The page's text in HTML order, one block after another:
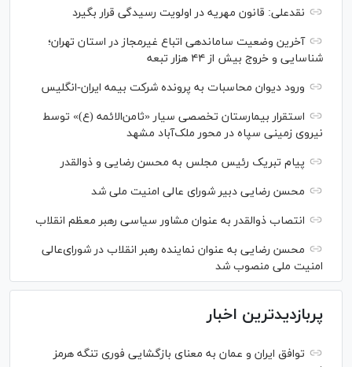
نقدعلی: قانون مهریه در اولویت رسیدگی قرار بگیرد
آخرین وضعیت ساماندهی اتباع غیرمجاز در استان تهران؛
شناسایی و خروج بیش از ۴۴ هزار تبعه
ورود دیوان محاسبات به پرونده شرکت بیمه ایران-انگلیس
استقرار بیمارستان تخصصی سیار «ثامن‌الائمه (ع)» توسط
نیروی زمینی سپاه در محور ملک‌آباد مشهد
پیام تبریک رئیس مجلس به محسن رضایی و ذوالقدر
محسن رضایی دبیر شورای عالی امنیت ملی شد
انتصاب ذوالقدر به عنوان مشاور سیاسی رهبر معظم انقلاب
محسن رضایی به عنوان نماینده رهبر انقلاب در شورای‌عالی
امنیت ملی منصوب شد
پربازدیدترین اخبار
توافق ایران و عمان به معنای بازگشایی فوری تنگه هرمز